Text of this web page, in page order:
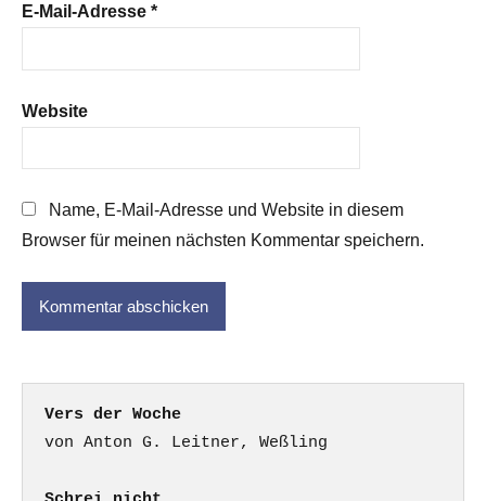
E-Mail-Adresse *
Website
Name, E-Mail-Adresse und Website in diesem
Browser für meinen nächsten Kommentar speichern.
Vers der Woche